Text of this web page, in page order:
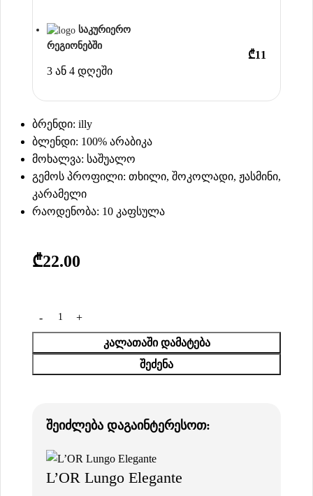
საკურიერო
რეგიონებში
3 ან 4 დღეში
₾11
ბრენდი: illy
ბლენდი: 100% არაბიკა
მოხალვა: საშუალო
გემოს პროფილი: თხილი, შოკოლადი, ჟასმინი,
კარამელი
რაოდენობა: 10 კაფსულა
₾22.00
ᲙᲐᲚᲐᲗᲐᲨᲘ ᲓᲐᲛᲐᲢᲔᲑᲐ
ᲨᲔᲫᲔᲜᲐ
შეიძლება დაგაინტერესოთ:
L’OR Lungo Elegante